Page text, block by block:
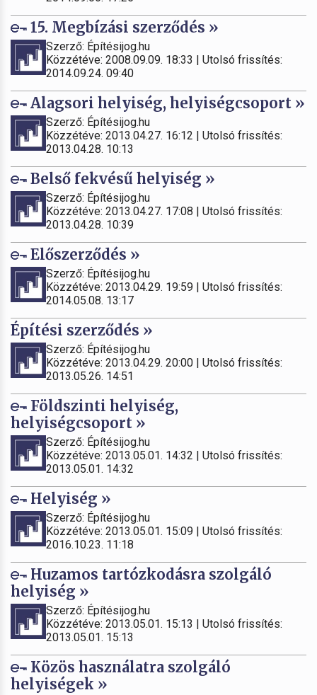
15. Megbízási szerződés »
Szerző: Építésijog.hu
Közzétéve: 2008.09.09. 18:33 | Utolsó frissítés:
2014.09.24. 09:40
Alagsori helyiség, helyiségcsoport »
Szerző: Építésijog.hu
Közzétéve: 2013.04.27. 16:12 | Utolsó frissítés:
2013.04.28. 10:13
Belső fekvésű helyiség »
Szerző: Építésijog.hu
Közzétéve: 2013.04.27. 17:08 | Utolsó frissítés:
2013.04.28. 10:39
Előszerződés »
Szerző: Építésijog.hu
Közzétéve: 2013.04.29. 19:59 | Utolsó frissítés:
2014.05.08. 13:17
Építési szerződés »
Szerző: Építésijog.hu
Közzétéve: 2013.04.29. 20:00 | Utolsó frissítés:
2013.05.26. 14:51
Földszinti helyiség,
helyiségcsoport »
Szerző: Építésijog.hu
Közzétéve: 2013.05.01. 14:32 | Utolsó frissítés:
2013.05.01. 14:32
Helyiség »
Szerző: Építésijog.hu
Közzétéve: 2013.05.01. 15:09 | Utolsó frissítés:
2016.10.23. 11:18
Huzamos tartózkodásra szolgáló
helyiség »
Szerző: Építésijog.hu
Közzétéve: 2013.05.01. 15:13 | Utolsó frissítés:
2013.05.01. 15:13
Közös használatra szolgáló
helyiségek »